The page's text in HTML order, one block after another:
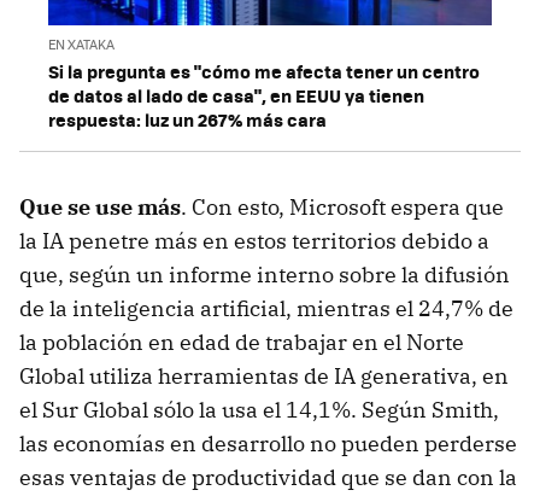
EN XATAKA
Si la pregunta es "cómo me afecta tener un centro
de datos al lado de casa", en EEUU ya tienen
respuesta: luz un 267% más cara
Que se use más. Con esto, Microsoft espera que
la IA penetre más en estos territorios debido a
que, según un informe interno sobre la difusión
de la inteligencia artificial, mientras el 24,7% de
la población en edad de trabajar en el Norte
Global utiliza herramientas de IA generativa, en
el Sur Global sólo la usa el 14,1%. Según Smith,
las economías en desarrollo no pueden perderse
esas ventajas de productividad que se dan con la